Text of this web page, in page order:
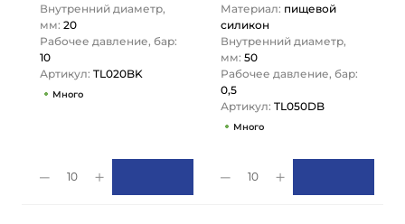
TL020BK TITAN…
Внутренний диаметр,
мм: 20
Рабочее давление, бар:
10
Артикул: TL020BK
Много
10
TITAN…
Материал: пищевой
силикон
Внутренний диаметр,
мм: 50
Рабочее давление, бар:
0,5
Артикул: TL050DB
Много
10